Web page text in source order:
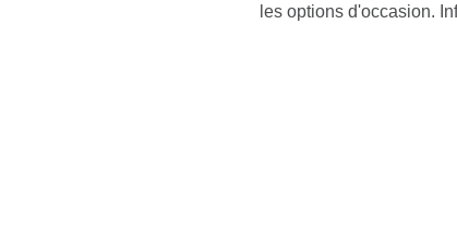
les options d'occasion.